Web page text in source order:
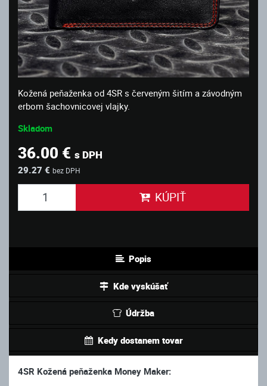
Kožená peňaženka od 4SR s červeným šitím a závodným
erbom šachovnicovej vlajky.
Skladom
36.00 € s DPH
29.27 € bez DPH
KÚPIŤ
Popis
Kde vyskúšať
Údržba
Kedy dostanem tovar
4SR Kožená peňaženka Money Maker: